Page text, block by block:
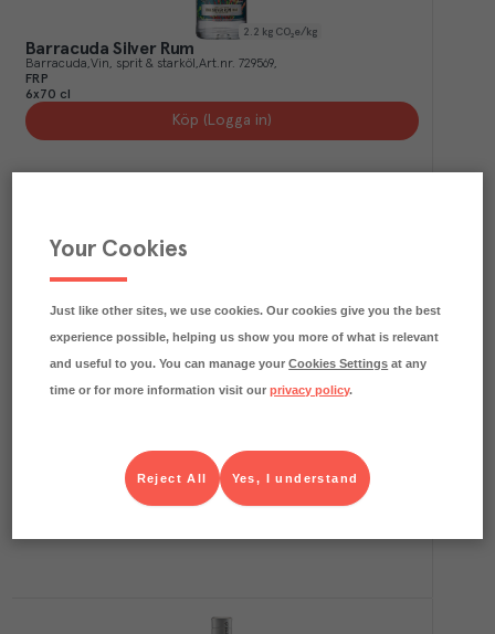
2.2 kg CO₂e/kg
Barracuda Silver Rum
Barracuda Vin, sprit & starköl Art.nr. 729569
FRP
6x70 cl
Köp (Logga in)
2.2 kg CO₂e/kg
Köp (Logga in)
Your Cookies
Just like other sites, we use cookies. Our cookies give you the best
experience possible, helping us show you more of what is relevant
and useful to you. You can manage yourCookies Settings at any
time or for more information visit ourprivacy policy.
Yes, I understand
Reject All